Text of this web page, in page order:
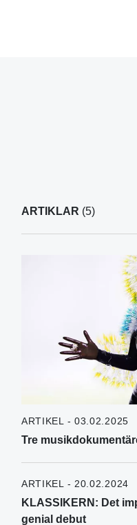
ARTIKLAR (5)
ARTIKEL - 03.02.2025
Tre
ARTIKEL - 20.02.2024
KLASSIKERN: Det
genial debut